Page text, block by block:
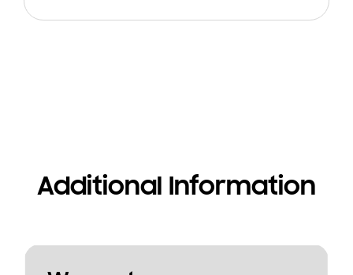
Additional Information